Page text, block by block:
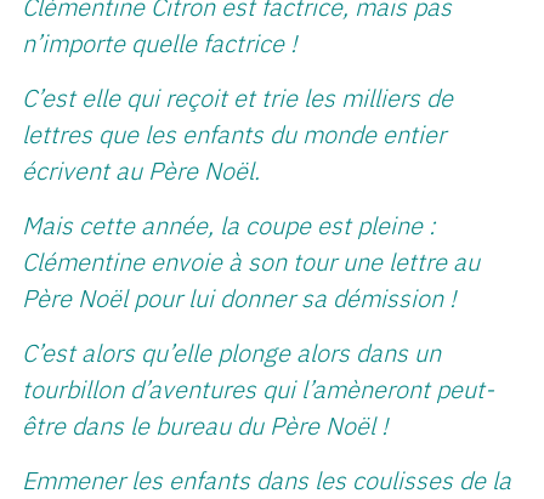
Clémentine Citron est factrice, mais pas
n’importe quelle factrice !
C’est elle qui reçoit et trie les milliers de
lettres que les enfants du monde entier
écrivent au Père Noël.
Mais cette année, la coupe est pleine :
Clémentine envoie à son tour une lettre au
Père Noël pour lui donner sa démission !
C’est alors qu’elle plonge alors dans un
tourbillon d’aventures qui l’amèneront peut-
être dans le bureau du Père Noël !
Emmener les enfants dans les coulisses de la